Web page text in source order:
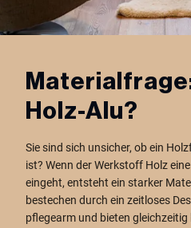
Holz-Alu?
Sie sind sich unsicher, ob ein
ist? Wenn der Werkstoff Holz
eingeht, entsteht ein starker
bestechen durch ein zeitloses
pflegearm und bieten